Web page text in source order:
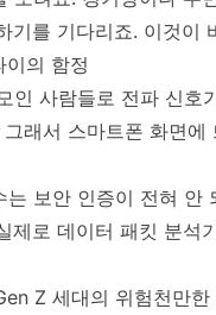
기를 기다리죠. 이것이
이의 함정
인 사람들로 전파 신
래서 스마트폰 화면
보안 인증이 전혀
제로 데이터 패킷 분
Z 세대의 위험천만